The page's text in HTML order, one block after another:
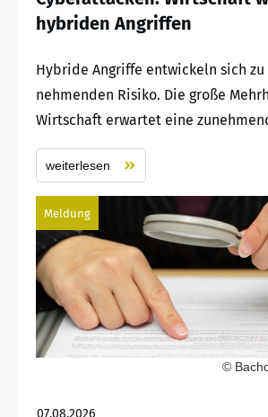
hybriden Angriffen
Hybride Angriffe entwickeln sich
nehmenden Risiko. Die große
Wirtschaft erwartet eine
weiterlesen
Meldung
©
07.08.2026